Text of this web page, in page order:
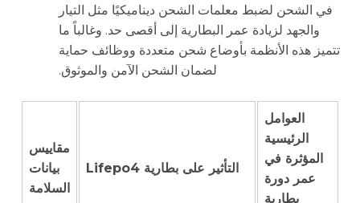
في الشحن لضبط معلمات الشحن ديناميكيًا مثل التيار
والجهد لزيادة عمر البطارية إلى أقصى حد. وغالباً ما
تتميز هذه الأنظمة بأوضاع شحن متعددة ووظائف حماية
لضمان الشحن الآمن والموثوق.
العوامل
الرئيسية
المؤثرة في
عمر دورة
بطارية
التأثير على بطارية Lifepo4
مقاييس
بيانات
السلامة